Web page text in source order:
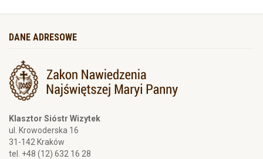
DANE ADRESOWE
Klasztor Sióstr Wizytek
ul. Krowoderska 16
31-142 Kraków
tel. +48 (12) 632 16 28